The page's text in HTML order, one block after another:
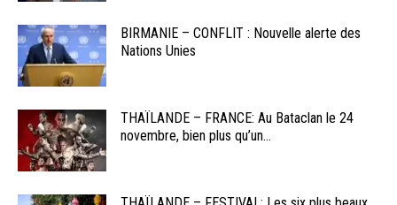
BIRMANIE – CONFLIT : Nouvelle alerte des
Nations Unies
THAÏLANDE – FRANCE: Au Bataclan le 24
novembre, bien plus qu’un...